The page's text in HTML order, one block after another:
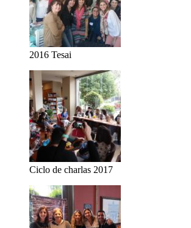
2016 Tesai
Ciclo de charlas 2017